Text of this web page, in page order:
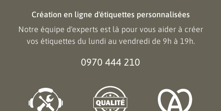
Création en ligne d'étiquettes personnalisées
Notre équipe d'experts est là pour vous aider à créer
vos étiquettes du lundi au vendredi de 9h à 19h.
0970 444 210